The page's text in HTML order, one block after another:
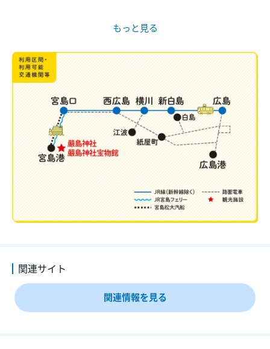
自由周遊区間のJR(普通列車普通車自由席）や指定の私鉄、船舶、観
きっぷのご案内はこちらよりご確認ください。
■発売額
おとな1,500円 こども700円（税込）
■有効期間
２日間
■発売期間
2026年3月1日～2027年3月31日まで
※ご利用は2026年4月1日～2027年4月1日まで、利用日1か月前10時か
ら有効開始日当日まで発売
■変更・払いもどし
未使用で、有効期間開始前または有効期間内に限り可能（払いもどし
は1人あたり220円の手数料が必要）
面をご提示ください。
※ご利用日当日、利用画面を提示するためにあらかじめ「tabiwa by
WESTER」アプリのダウンロードを推奨しております。
iPhone版tabiwa
関連サイト
関連情報を見る